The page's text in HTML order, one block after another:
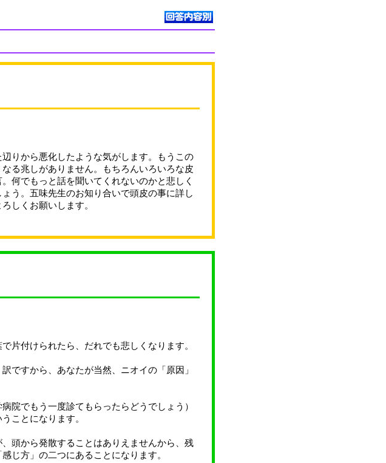
りから悪化したような気がします。もうこの
る兆しがありません。もちろんいろいろな皮
何でもっと話を聞いてくれないのかと悲しく
う。五味先生のお知り合いで頭皮の事に詳し
しくお願いします。
片付けられたら、だれでも悲しくなります。
ですから、あなたが当然、ニオイの「原因」
院でもう一度診てもらったらどうでしょう）
ことになります。
頭から発散することはありえませんから、残
じ方」の二つにあることになります。